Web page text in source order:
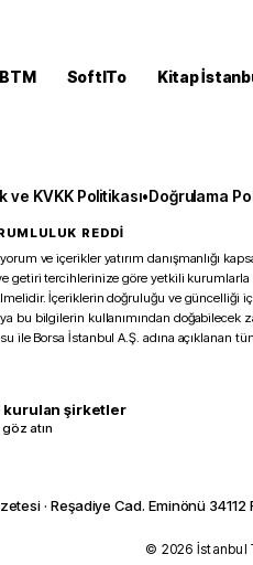
BTM SoftITo Kitap
ve KVKK Politikası•Doğrulama
REDDİ
ve içerikler yatırım danışmanlığı
tercihlerinize göre yetkili kurumlarla
İçeriklerin doğruluğu ve güncelliği
bu bilgilerin kullanımından doğabilecek
ile Borsa İstanbul A.Ş. adına açıklanan
kurulan şirketler
atın
· Reşadiye Cad. Eminönü
© 2026 İstanbul